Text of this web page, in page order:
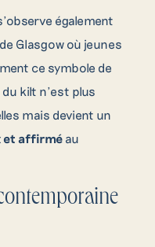
également
Glasgow où jeunes
ce symbole de
du kilt n’est plus
mais devient un
et affirmé au